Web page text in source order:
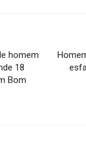
homem
18
Bom